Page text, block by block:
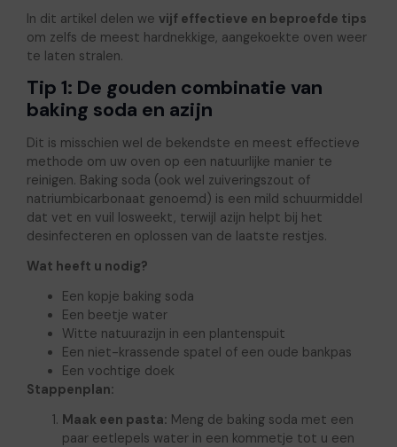
In dit artikel delen we vijf effectieve en beproefde tips
om zelfs de meest hardnekkige, aangekoekte oven weer
te laten stralen.
Tip 1: De gouden combinatie van
baking soda en azijn
Dit is misschien wel de bekendste en meest effectieve
methode om uw oven op een natuurlijke manier te
reinigen. Baking soda (ook wel zuiveringszout of
natriumbicarbonaat genoemd) is een mild schuurmiddel
dat vet en vuil losweekt, terwijl azijn helpt bij het
desinfecteren en oplossen van de laatste restjes.
Wat heeft u nodig?
Een kopje baking soda
Een beetje water
Witte natuurazijn in een plantenspuit
Een niet-krassende spatel of een oude bankpas
Een vochtige doek
Stappenplan:
Maak een pasta: Meng de baking soda met een
paar eetlepels water in een kommetje tot u een